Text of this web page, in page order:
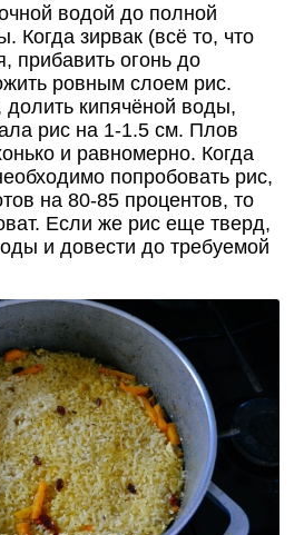
водой до полной
Когда зирвак (всё то, что
прибавить огонь до
ровным слоем рис.
долить кипячёной воды,
рис на 1-1.5 см. Плов
и равномерно. Когда
попробовать рис,
на 80-85 процентов, то
Если же рис еще тверд,
и довести до требуемой